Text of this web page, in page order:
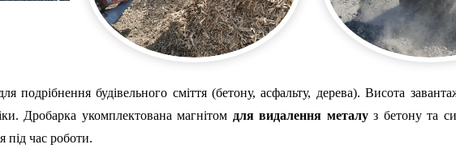
подрібнення будівельного сміття (бетону, асфальту, дерева). Висота
Дробарка укомплектована магнітом для видалення металуз бетону та
під час роботи.